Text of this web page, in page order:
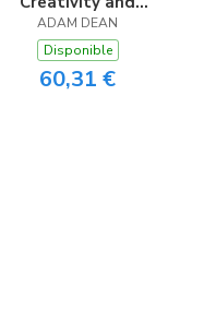
Business in Feature
Hollywood
Filmmaking
ADAM DEAN
Disponible
60,31 €